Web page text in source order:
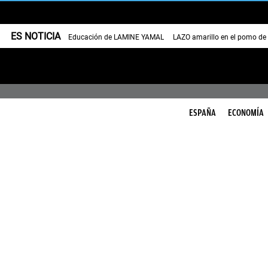
ES NOTICIA Educación de LAMINE YAMAL LAZO amarillo en el pomo de
ESPAÑA ECONOMÍA